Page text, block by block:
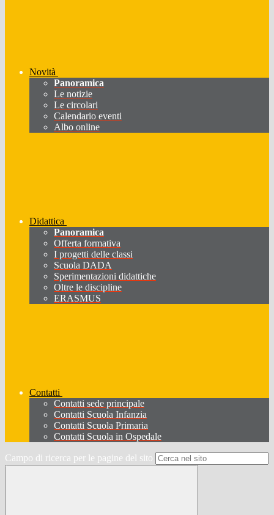
Novità
Panoramica
Le notizie
Le circolari
Calendario eventi
Albo online
Didattica
Panoramica
Offerta formativa
I progetti delle classi
Scuola DADA
Sperimentazioni didattiche
Oltre le discipline
ERASMUS
Contatti
Contatti sede principale
Contatti Scuola Infanzia
Contatti Scuola Primaria
Contatti Scuola in Ospedale
Campo di ricerca per le pagine del sito